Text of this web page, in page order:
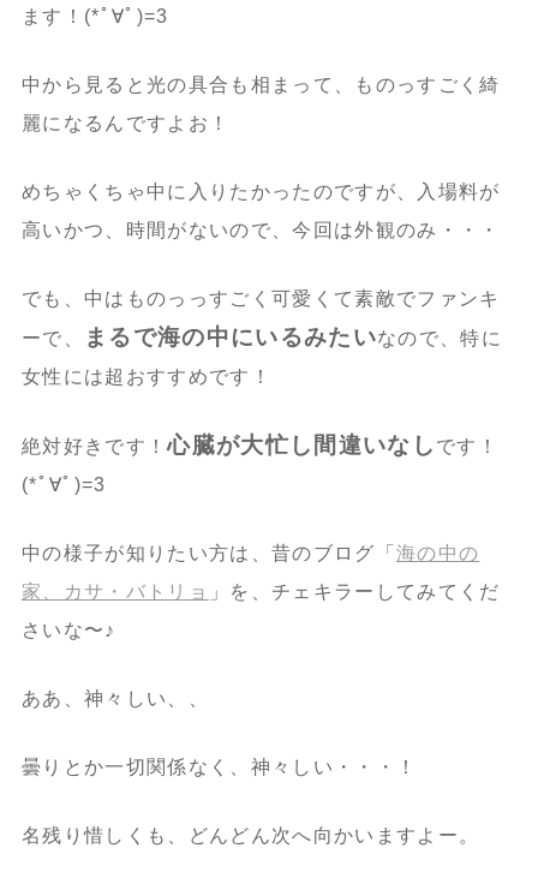
ます！(*ﾟ∀ﾟ)=3
中から見ると光の具合も相まって、ものっすごく綺
麗になるんですよお！
めちゃくちゃ中に入りたかったのですが、入場料が
高いかつ、時間がないので、今回は外観のみ・・・
でも、中はものっっすごく可愛くて素敵でファンキ
ーで、
まるで海の中にいるみたいなので、特に
女性には超おすすめです！
絶対好きです！心臓が大忙し間違いなし です！
(*ﾟ∀ﾟ)=3
中の様子が知りたい方は、昔のブログ「 海の中の
家、カサ・バトリョ
」を、チェキラーしてみてくだ
さいな〜♪
ああ、神々しい、、
曇りとか一切関係なく、神々しい・・・！
名残り惜しくも、どんどん次へ向かいますよー。